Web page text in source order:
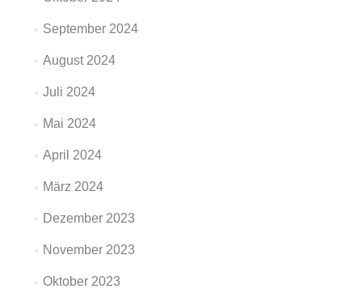
September 2024
August 2024
Juli 2024
Mai 2024
April 2024
März 2024
Dezember 2023
November 2023
Oktober 2023